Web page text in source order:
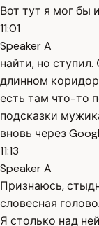
Вот тут я мог бы
11:01
Speaker A
найти, но
длинном
есть там что-то
подсказки
вновь через
11:13
Speaker A
Признаюсь,
словесная
Я столько над